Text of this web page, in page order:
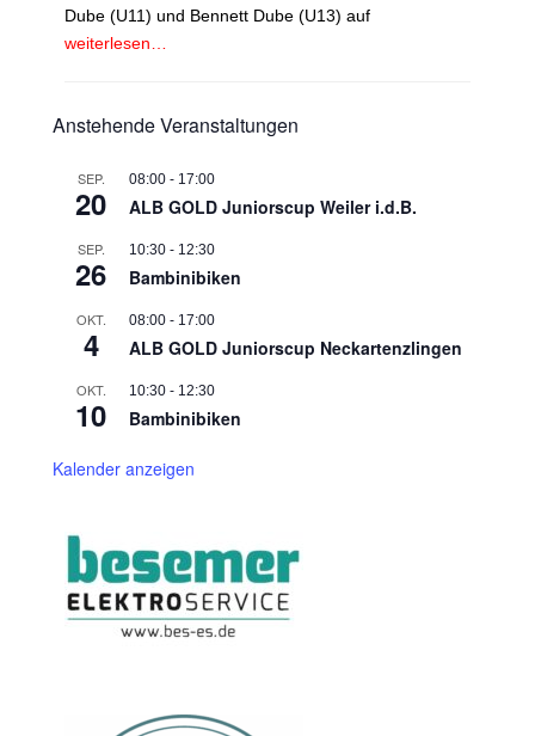
Dube (U11) und Bennett Dube (U13) auf
weiterlesen…
Anstehende Veranstaltungen
SEP.
20
08:00 - 17:00
ALB GOLD Juniorscup Weiler i.d.B.
SEP.
26
10:30 - 12:30
Bambinibiken
OKT.
4
08:00 - 17:00
ALB GOLD Juniorscup Neckartenzlingen
OKT.
10
10:30 - 12:30
Bambinibiken
Kalender anzeigen